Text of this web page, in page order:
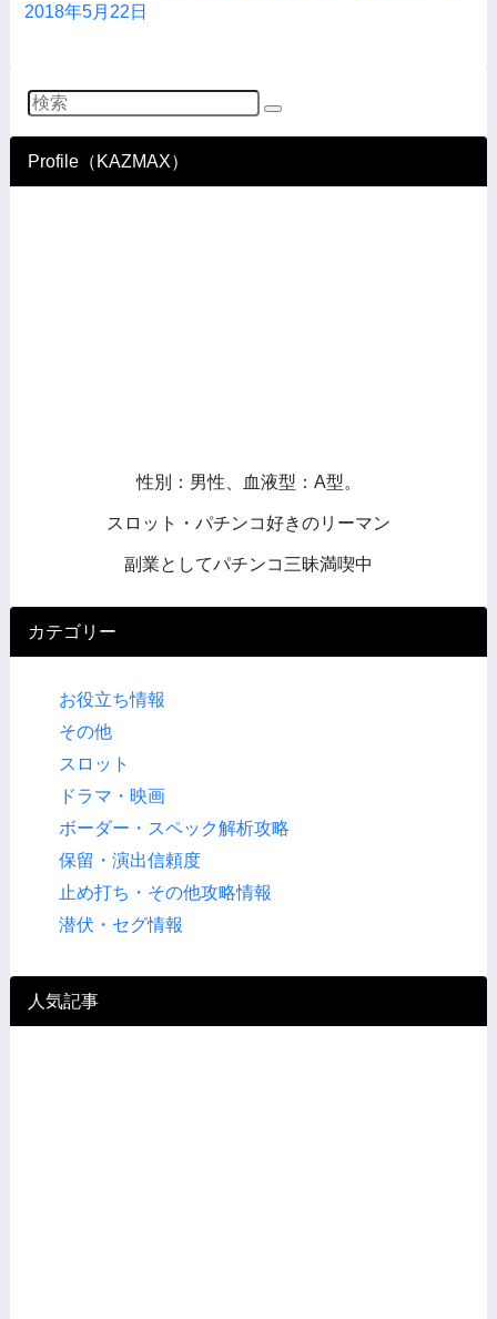
2018年5月22日
Profile（KAZMAX）
性別：男性、血液型：A型。
スロット・パチンコ好きのリーマン
副業としてパチンコ三昧満喫中
カテゴリー
お役立ち情報
その他
スロット
ドラマ・映画
ボーダー・スペック解析攻略
保留・演出信頼度
止め打ち・その他攻略情報
潜伏・セグ情報
人気記事